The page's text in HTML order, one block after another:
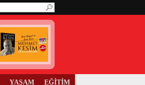
YAŞAM EĞİTİM